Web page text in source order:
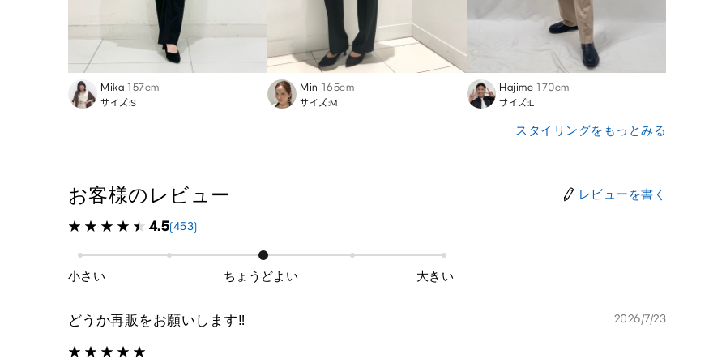
Mika 157cm
サイズ:S
Min 165cm
サイズ:M
Hajime 170cm
サイズ:L
スタイリングをもっとみる
お客様のレビュー レビューを書く
4.5(453)
小さい ちょうどよい 大きい
どうか再販をお願いします‼️ 2026/7/23